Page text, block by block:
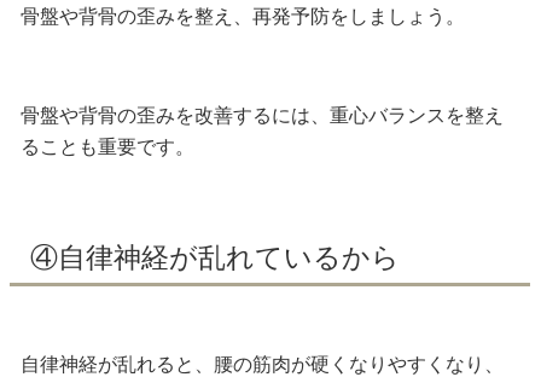
骨盤や背骨の歪みを整え、再発予防をしましょう。
骨盤や背骨の歪みを改善するには、 重心バランスを整え
ることも重要です。
④自律神経が乱れているから
自律神経が乱れると、腰の筋肉が硬くなりやすくなり、